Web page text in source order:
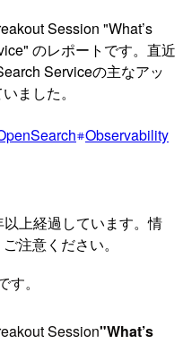
Session "What’s
のレポートです。直近
Serviceの主なアッ
ました。
Observability
上経過しています。情
注意ください。
す。
Session"What’s